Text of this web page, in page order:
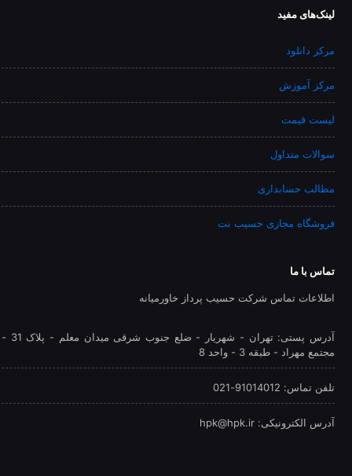
لینک‌های مفید
مرکز دانلود
مرکز آموزش
لیست قیمت
سوالات متداول
مطالب حسابداری
فروشگاه مجازی حسیب نت
تماس با ما
اطلاعات تماس شرکت حسیب پرداز خاورمیانه
آدرس پستی: تهران - شهريار - ضلع جنوب شرقی میدان معلم - پلاک 31 -
مجتمع مهراد - طبقه 3 - واحد 8
تلفن‌ تماس: 91014012-021
آدرس الکترونیکی: hpk@hpk.ir